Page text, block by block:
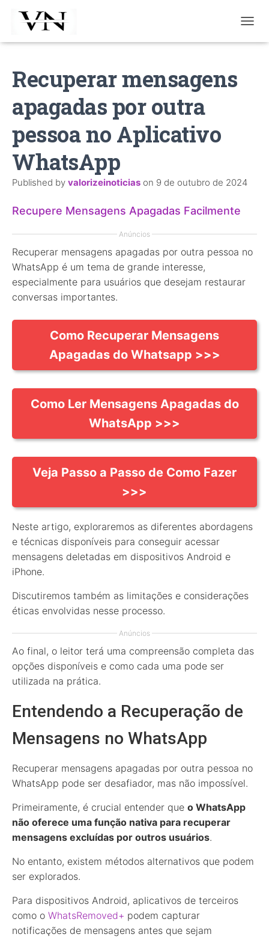
O
Recuperar mensagens
apagadas por outra
pessoa no Aplicativo
WhatsApp
Published by valorizeinoticias on 9 de outubro de 2024
Recupere Mensagens Apagadas Facilmente
Anúncios
Recuperar mensagens apagadas por outra pessoa no
WhatsApp é um tema de grande interesse,
especialmente para usuários que desejam restaurar
conversas importantes.
Como Recuperar Mensagens
Apagadas do Whatsapp >>>
Como Ler Mensagens Apagadas do
WhatsApp >>>
Veja Passo a Passo de Como Fazer
>>>
Neste artigo, exploraremos as diferentes abordagens
e técnicas disponíveis para conseguir acessar
mensagens deletadas em dispositivos Android e
iPhone.
Discutiremos também as limitações e considerações
éticas envolvidas nesse processo.
Anúncios
Ao final, o leitor terá uma compreensão completa das
opções disponíveis e como cada uma pode ser
utilizada na prática.
Entendendo a Recuperação de
Mensagens no WhatsApp
Recuperar mensagens apagadas por outra pessoa no
WhatsApp pode ser desafiador, mas não impossível.
Primeiramente, é crucial entender que o WhatsApp
não oferece uma função nativa para recuperar
mensagens excluídas por outros usuários.
No entanto, existem métodos alternativos que podem
ser explorados.
Para dispositivos Android, aplicativos de terceiros
como o WhatsRemoved+ podem capturar
notificações de mensagens antes que sejam